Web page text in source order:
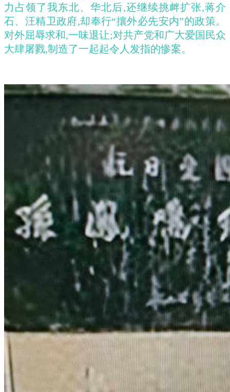
力占领了我东北、华北后,还继续挑衅扩张,蒋介
石、汪精卫政府,却奉行“攘外必先安内”的政策。
对外屈辱求和,一味退让;对共产党和广大爱国民众
大肆屠戮,制造了一起起令人发指的惨案。